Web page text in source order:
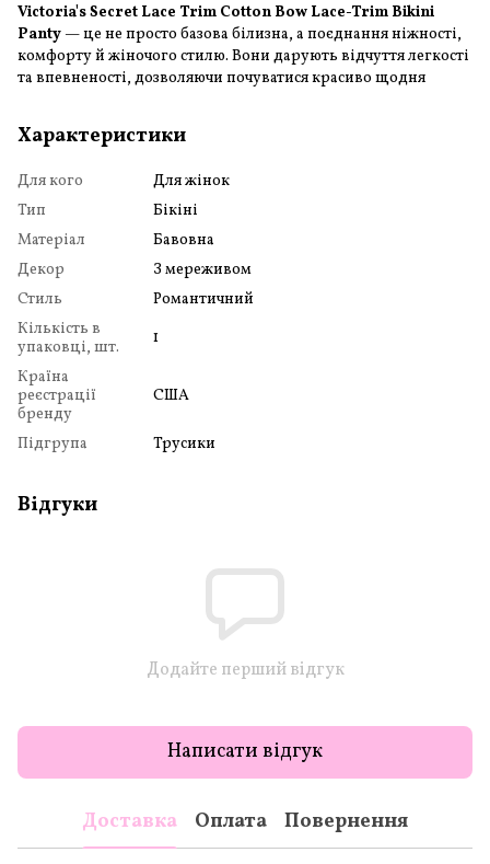
Victoria's Secret Lace Trim Cotton Bow Lace-Trim Bikini
Panty — це не просто базова білизна, а поєднання ніжності,
комфорту й жіночого стилю. Вони дарують відчуття легкості
та впевненості, дозволяючи почуватися красиво щодня
Характеристики
Для кого
Для жінок
Тип
Бікіні
Матеріал
Бавовна
Декор
З мереживом
Стиль
Романтичний
Кількість в
упаковці, шт.
1
Країна
реєстрації
бренду
США
Підгрупа Трусики
Відгуки
Додайте перший відгук
Написати відгук
Доставка Оплата Повернення